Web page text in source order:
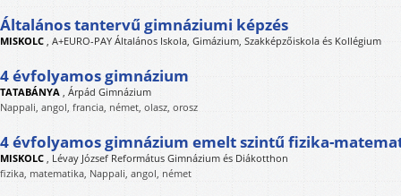
Általános tantervű gimnáziumi képzés
MISKOLC , A+EURO-PAY Általános Iskola, Gimázium, Szakképzőiskola és Kollégium
4 évfolyamos gimnázium
TATABÁNYA , Árpád Gimnázium
Nappali, angol, francia, német, olasz, orosz
4 évfolyamos gimnázium emelt szintű fizika-
MISKOLC , Lévay József Református Gimnázium és Diákotthon
fizika, matematika, Nappali, angol, német